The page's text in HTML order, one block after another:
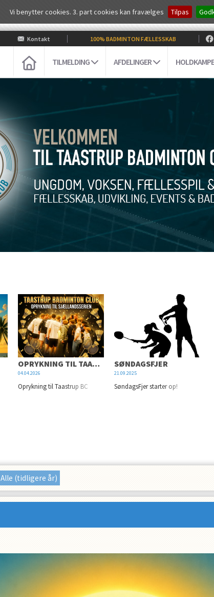
Vi benytter cookies. 3. part cookies kan fravælges Tilpas
Kontakt 100% BADMINTON FÆLLESSKAB
TILMELDING AFDELINGER HOLDKAMPE
Alle (tidligere år)